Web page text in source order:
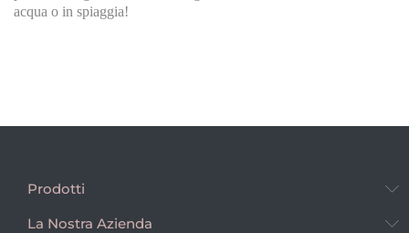
acqua o in spiaggia!
Prodotti
La Nostra Azienda